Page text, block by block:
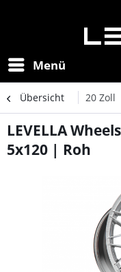
Menü
Übersicht 20 Zoll
LEVELLA
5x120 | Roh